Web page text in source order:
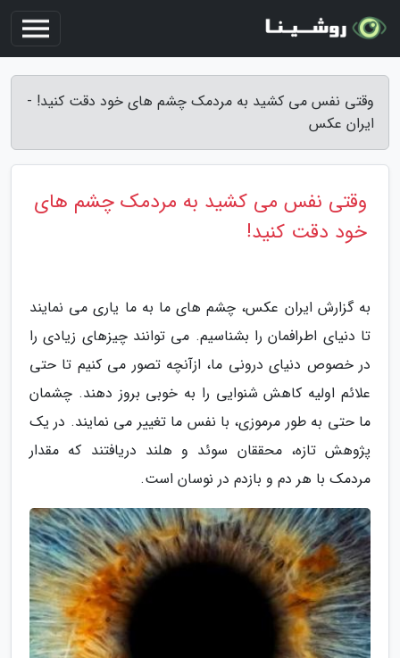
وقتی نفس می کشید به مردمک چشم های خود دقت کنید! -
ایران عکس
وقتی نفس می کشید به مردمک چشم های
خود دقت کنید!
به گزارش ایران عکس، چشم های ما به ما یاری می نمایند
تا دنیای اطرافمان را بشناسیم. می توانند چیزهای زیادی را
در خصوص دنیای درونی ما، ازآنچه تصور می کنیم تا حتی
علائم اولیه کاهش شنوایی را به خوبی بروز دهند. چشمان
ما حتی به طور مرموزی، با نفس ما تغییر می نمایند. در یک
پژوهش تازه، محققان سوئد و هلند دریافتند که مقدار
مردمک با هر دم و بازدم در نوسان است.